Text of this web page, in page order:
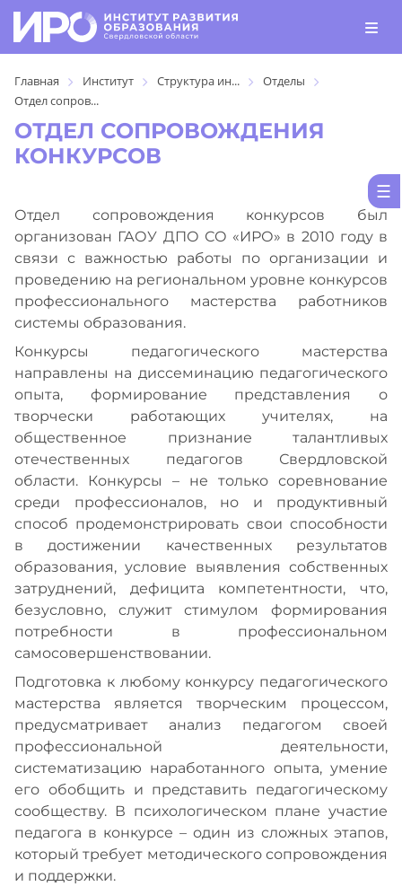
Главная Институт Структура ин...
Отделы
Отдел сопров...
ОТДЕЛ СОПРОВОЖДЕНИЯ
КОНКУРСОВ
Отдел сопровождения конкурсов был
организован ГАОУ ДПО СО «ИРО» в 2010 году в
связи с важностью работы по организации и
проведению на региональном уровне конкурсов
профессионального мастерства работников
системы образования.
Конкурсы педагогического мастерства
направлены на диссеминацию педагогического
опыта, формирование представления о
творчески работающих учителях, на
общественное признание талантливых
отечественных педагогов Свердловской
области. Конкурсы – не только соревнование
среди профессионалов, но и продуктивный
способ продемонстрировать свои способности
в достижении качественных результатов
образования, условие выявления собственных
затруднений, дефицита компетентности, что,
безусловно, служит стимулом формирования
потребности в профессиональном
самосовершенствовании.
Подготовка к любому конкурсу педагогического
мастерства является творческим процессом,
предусматривает анализ педагогом своей
профессиональной деятельности,
систематизацию наработанного опыта, умение
его обобщить и представить педагогическому
сообществу. В психологическом плане участие
педагога в конкурсе – один из сложных этапов,
который требует методического сопровождения
и поддержки.